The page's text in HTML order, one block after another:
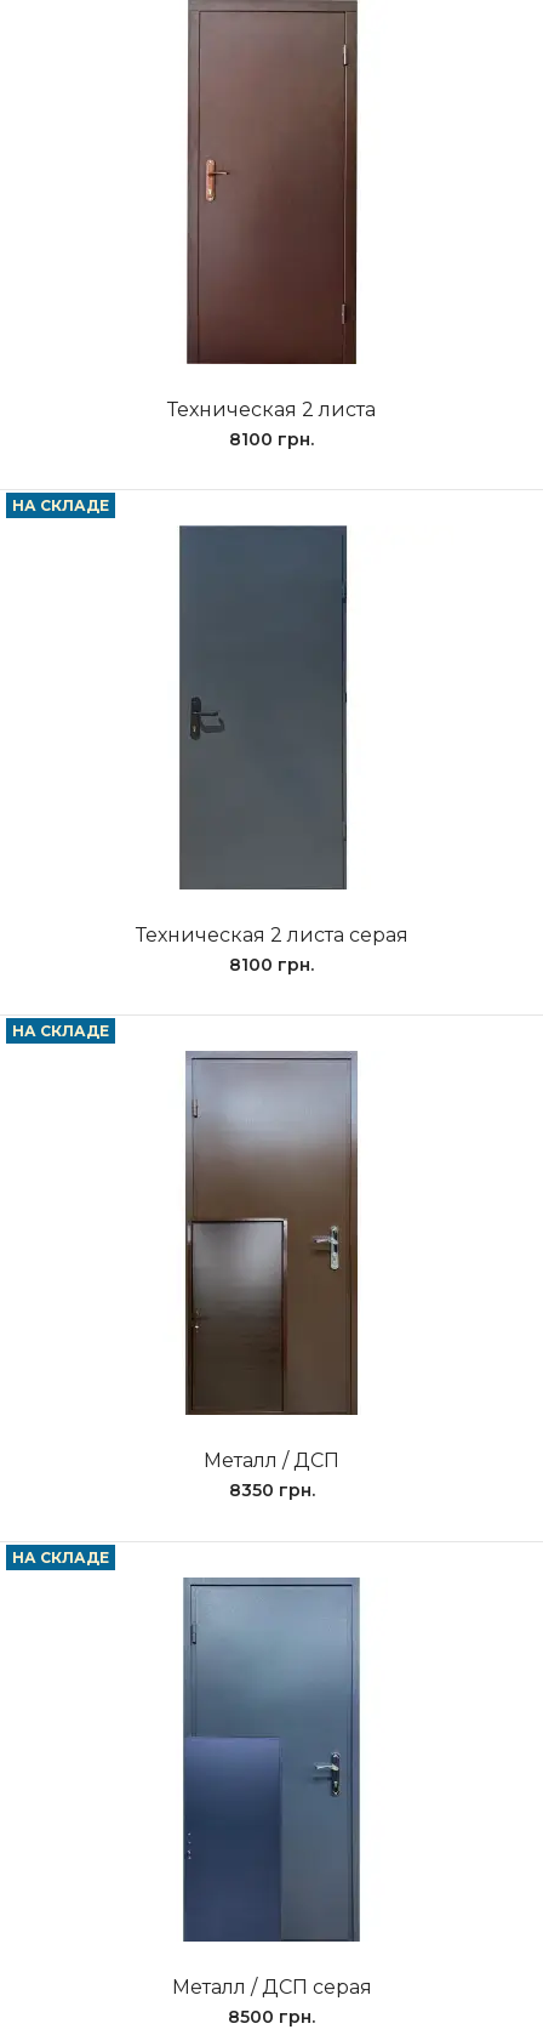
Техническая 2 листа
8100 грн.
НА СКЛАДЕ
Техническая 2 листа серая
8100 грн.
НА СКЛАДЕ
Металл / ДСП
8350 грн.
НА СКЛАДЕ
Металл / ДСП серая
8500 грн.